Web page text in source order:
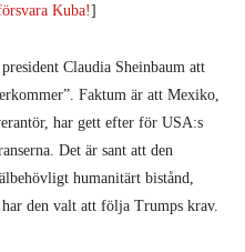
Kuba!]
Claudia Sheinbaum att
Faktum är att Mexiko,
har gett efter för USA:s
Det är sant att den
humanitärt bistånd,
den valt att följa Trumps krav.